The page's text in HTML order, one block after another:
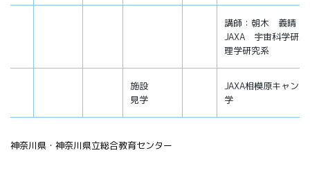
講師：朝木 義晴
JAXA 宇宙科学研究
理学研究系
施設
見学
JAXA相模原キャン
学
神奈川県・神奈川県立総合教育センター